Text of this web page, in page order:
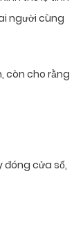
người cùng
còn cho rằng
đóng cửa sổ,